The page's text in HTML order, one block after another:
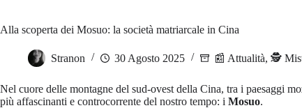
Alla scoperta dei Mosuo: la società matriarcale in Cina
Stranon 30 Agosto 2025 📰 Attualità, 🕵️
Nel cuore delle montagne del sud-ovest della Cina, tra i paesaggi
più affascinanti e controcorrente del nostro tempo: i Mosuo.